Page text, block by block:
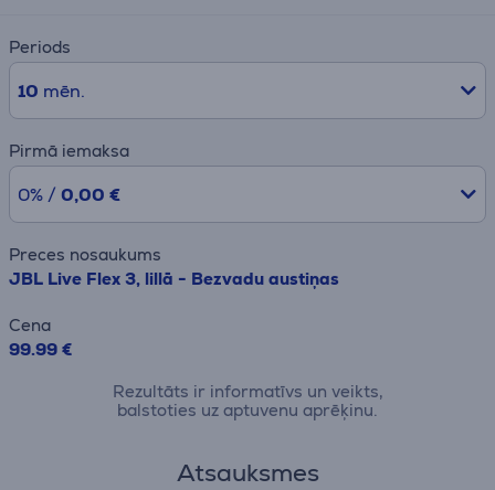
Periods
10 mēn.
Pirmā iemaksa
0% / 0,00 €
Preces nosaukums
JBL Live Flex 3, lillā - Bezvadu austiņas
Cena
99.99 €
Rezultāts ir informatīvs un veikts,
balstoties uz aptuvenu aprēķinu.
Atsauksmes